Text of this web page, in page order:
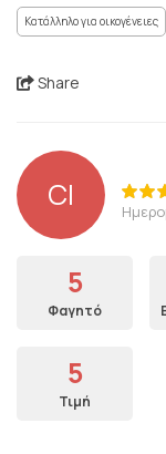
Κατάλληλο για οικογένειες
Share
CI
5
Φαγητό
5
Τιμή